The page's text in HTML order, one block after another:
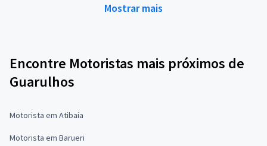
Mostrar mais
Encontre Motoristas mais próximos de
Guarulhos
Motorista em Atibaia
Motorista em Barueri